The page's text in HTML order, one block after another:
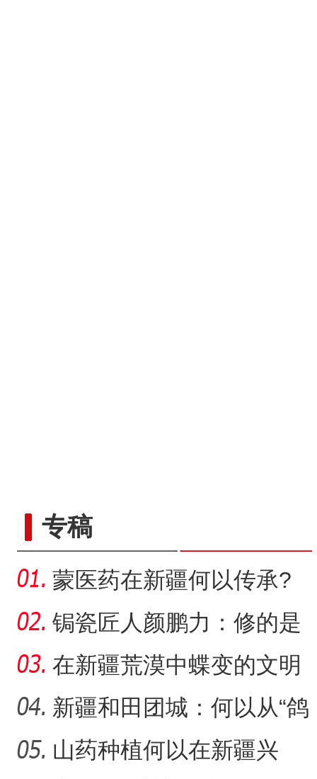
专稿
蒙医药在新疆何以传承?
锔瓷匠人颜鹏力：修的是
瓷，也是“情”
在新疆荒漠中蝶变的文明
村镇
新疆和田团城：何以从“鸽
子巷”到网红打卡地
山药种植何以在新疆兴